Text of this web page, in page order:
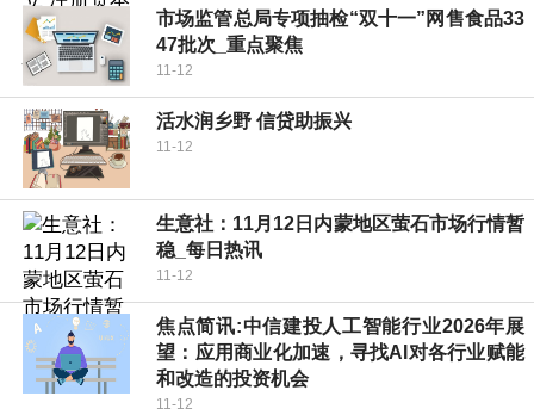
市场监管总局专项抽检“双十一”网售食品33
47批次_重点聚焦
11-12
活水润乡野 信贷助振兴
11-12
生意社：11月12日内蒙地区萤石市场行情暂
稳_每日热讯
11-12
焦点简讯:中信建投人工智能行业2026年展
望：应用商业化加速，寻找AI对各行业赋能
和改造的投资机会
11-12